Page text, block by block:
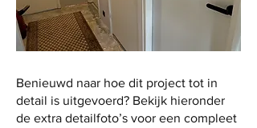
Benieuwd naar hoe dit project tot in
detail is uitgevoerd? Bekijk hieronder
de extra detailfoto’s voor een compleet